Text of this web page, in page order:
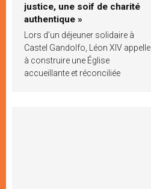
justice, une soif de charité
authentique »
Lors d’un déjeuner solidaire à
Castel Gandolfo, Léon XIV appelle
à construire une Église
accueillante et réconciliée